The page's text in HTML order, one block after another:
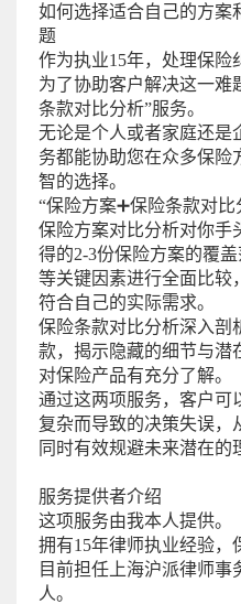
如何选择适合自己的方案
题
作为执业15年，处理保险
为了协助客户解决这一难
条款对比分析”服务。
无论是个人或者家庭还是
务都能协助您在众多保险
智的选择。
“保险方案➕保险条款对
保险方案对比分析对你手
得的2-3份保险方案的覆
等关键因素进行全面比较
符合自己的实际需求。
保险条款对比分析深入剖
款，揭示隐藏的细节与潜
对保险产品有充分了解。
通过这两项服务，客户可
复杂而导致的决策失误，
同时有效规避未来潜在的
服务提供者介绍
这项服务由我本人提供。
拥有15年律师执业经验，
目前担任上海沪派律师
人。